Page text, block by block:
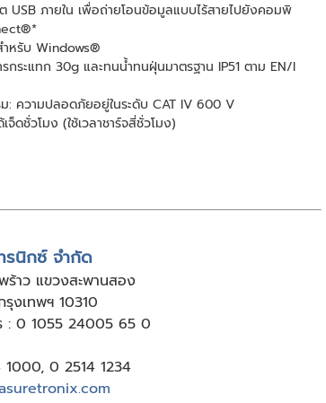
USB ภายใน เพื่อถ่ายโอนข้อมูลแบบไร้สายไปยังคอมพิ
หรับ Windows®
ระแทก 30g และทนน้ำทนฝุ่นมาตรฐาน IP51 ตาม EN/I
: ความปลอดภัยอยู่ในระดับ CAT IV 600 V
จ็ดชั่วโมง (ใช้เวลาชาร์จสี่ชั่วโมง)
รนิกซ์ จำกัด
าว แขวงสะพานสอง
งเทพฯ 10310
: 0 1055 24005 65 0
1000, 0 2514 1234